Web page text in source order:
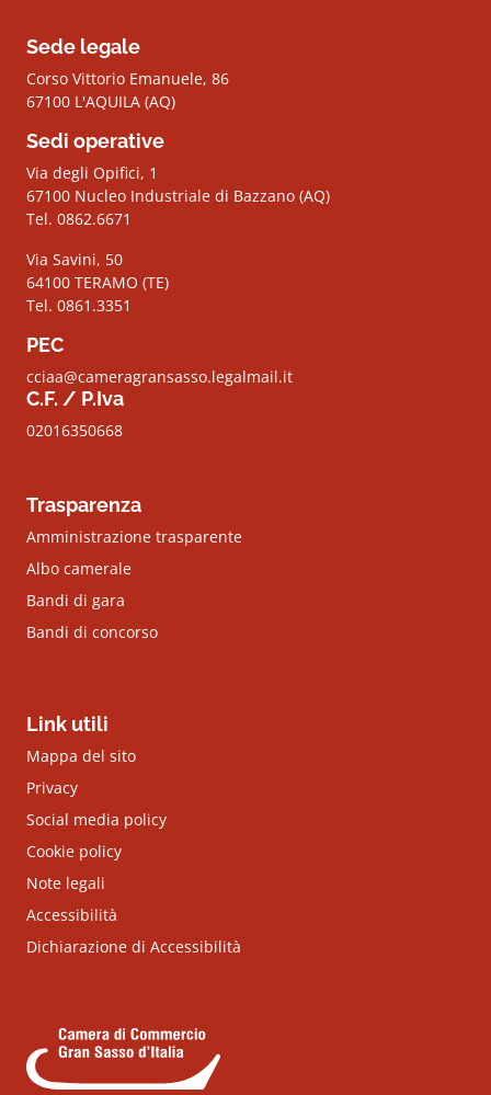
Sede legale
Corso Vittorio Emanuele, 86
67100 L'AQUILA (AQ)
Sedi operative
Via degli Opifici, 1
67100 Nucleo Industriale di Bazzano (AQ)
Tel. 0862.6671
Via Savini, 50
64100 TERAMO (TE)
Tel. 0861.3351
PEC
cciaa@cameragransasso.legalmail.it
C.F. / P.Iva
02016350668
Trasparenza
Amministrazione trasparente
Albo camerale
Bandi di gara
Bandi di concorso
Link utili
Mappa del sito
Privacy
Social media policy
Cookie policy
Note legali
Accessibilità
Dichiarazione di Accessibilità